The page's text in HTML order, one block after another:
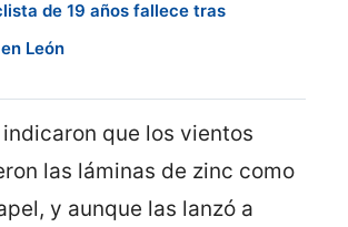
de 19 años fallece tras
León
que los vientos
las láminas de zinc como
y aunque las lanzó a